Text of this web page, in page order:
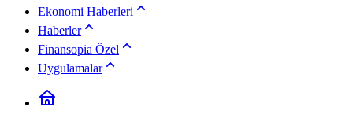
Ekonomi Haberleri
Haberler
Finansopia Özel
Uygulamalar